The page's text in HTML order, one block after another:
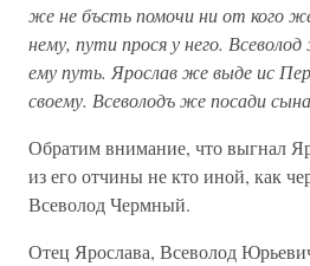
же не бъсть помочи ни от кого
нему, пути прося у него.
ему путь. Ярослав же выде ис
своему. Всеволодъ же посади
Обратим внимание, что выгнал
из его отчины не кто иной, как
Всеволод Чермный.
Отец Ярослава, Всеволод